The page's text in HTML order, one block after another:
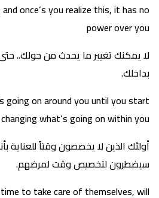
once’s you realize this, it has no
power over you
لا يمكنك تغيير ما يحدث من حولك.. حتى
بداخلك.
going on around you until you start
changing what’s going on within you
أولئك الذين لا يخصصون وقتاً للعناية
سيضطرون لتخصيص وقت لمرضهم.
to take care of themselves, will